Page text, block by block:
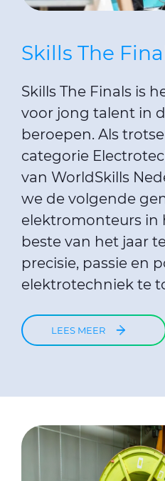
Skills The
Skills The Finals is
voor jong talent in
beroepen. Als
categorie
van WorldSkills
we de volgende
elektromonteurs in
beste van het jaar
precisie, passie en
elektrotechniek te
LEES MEER